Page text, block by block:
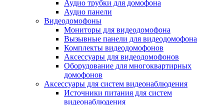
Аудио трубки для домофона
Аудио панели
Видеодомофоны
Мониторы для видеодомофона
Вызывные панели для видеодомофона
Комплекты видеодомофонов
Аксессуары для видеодомофонов
Оборудование для многоквартирных
домофонов
Аксессуары для систем видеонаблюдения
Источники питания для систем
видеонаблюдения